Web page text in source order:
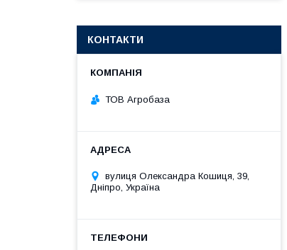
КОНТАКТИ
ТОВ Агробаза
вулиця Олександра Кошиця, 39,
Дніпро, Україна